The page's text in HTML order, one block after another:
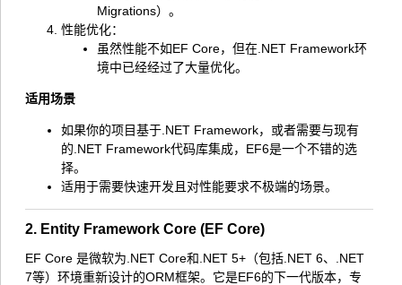
Migrations）。
性能优化：
虽然性能不如EF Core，但在.NET Framework环
境中已经经过了大量优化。
适用场景
如果你的项目基于.NET Framework，或者需要与现有
的.NET Framework代码库集成，EF6是一个不错的选
择。
适用于需要快速开发且对性能要求不极端的场景。
2. Entity Framework Core (EF Core)
EF Core 是微软为.NET Core和.NET 5+（包括.NET 6、.NET
7等）环境重新设计的ORM框架。它是EF6的下一代版本，专